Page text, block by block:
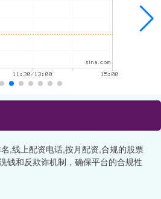
,线上配资电话,按月配资,合规的股票
钱和反欺诈机制，确保平台的合规性